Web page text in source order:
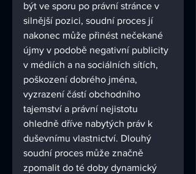
být ve sporu po právní stránce v
silnější pozici, soudní proces jí
nakonec může přinést nečekané
újmy v podobě negativní publicity
v médiích a na sociálních sítích,
poškození dobrého jména,
vyzrazení částí obchodního
tajemství a právní nejistotu
ohledně dříve nabytých práv k
duševnímu vlastnictví. Dlouhý
soudní proces může značně
zpomalit do té doby dynamický